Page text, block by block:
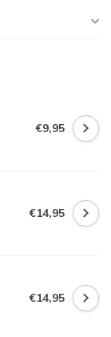
€9,95
€14,95
€14,95